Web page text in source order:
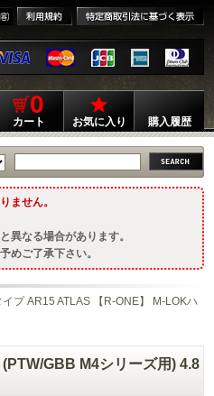
0
カート お気に入り 購入履歴
ません。
異なる場合があります。
めご了承下さい。
プ AR15 ATLAS 【R-ONE】 M-LOKハ
GBB M4シリーズ用) 4.8